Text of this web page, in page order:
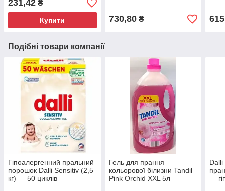
231,42 ₴
Купити 730,80₴
Подібні товари компанії
Гіпоалергенний пральний
порошок Dalli Sensitiv (2,5
кг) — 50 циклів
Гель для прання
кольорової білизни Tandil
Pink Orchid XXL 5л
Dalli
—